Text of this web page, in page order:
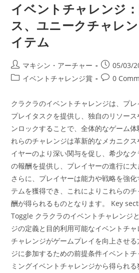
ー
ク
報
酬
イベントチャレンジ
ス、ユニークチャレ
イテム
Post
author:
マキシン・アーチャー
Post
published:
05/03/
Postイベントチャレンジ賞
Post0
クラクラのイベントチャレンジは、プ
プレイタスクを提供し、独自のリソー
ンロックすることで、全体的なゲーム
れらのチャレンジは革新的なメカニク
イヤーのより深い関与を促し、希少な
の報酬を提供し、プレイヤーの進行に大
さらに、プレイヤーは能力や戦略を強
テムを獲得でき、これによりこれらの
酬が得られるものとなります。 Key
Toggle クラクラのイベントチャレンジ
ジの定義と目的利用可能なイベントチ
チャレンジがゲームプレイを向上させ
ジに参加するための前提条件イベント
ミングイベントチャレンジから得られ